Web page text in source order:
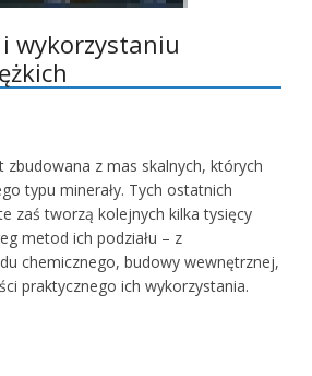
wykorzystaniu
zbudowana z mas skalnych, których
typu minerały. Tych ostatnich
zaś tworzą kolejnych kilka tysięcy
metod ich podziału – z
chemicznego, budowy wewnętrznej,
praktycznego ich wykorzystania.